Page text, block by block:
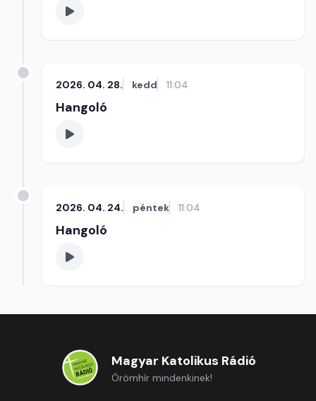
2026. 04. 28. kedd 11:04
Hangoló
2026. 04. 24. péntek 11:04
Hangoló
Magyar Katolikus Rádió
Örömhír mindenkinek!